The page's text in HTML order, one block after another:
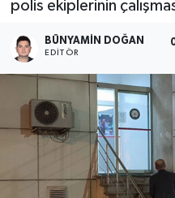
polis ekiplerinin
BÜNYAMIN DOĞAN
EDITÖR
Dünya
Eğitim
Ekonomi